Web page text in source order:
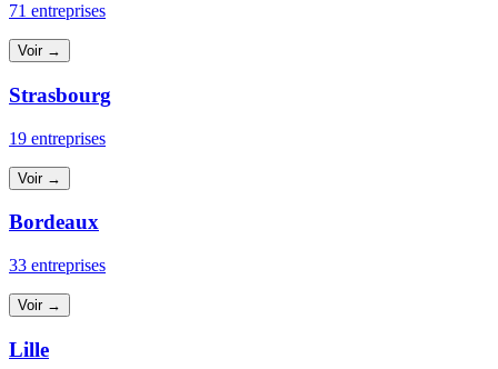
71 entreprises
Voir →
Strasbourg
19 entreprises
Voir →
Bordeaux
33 entreprises
Voir →
Lille